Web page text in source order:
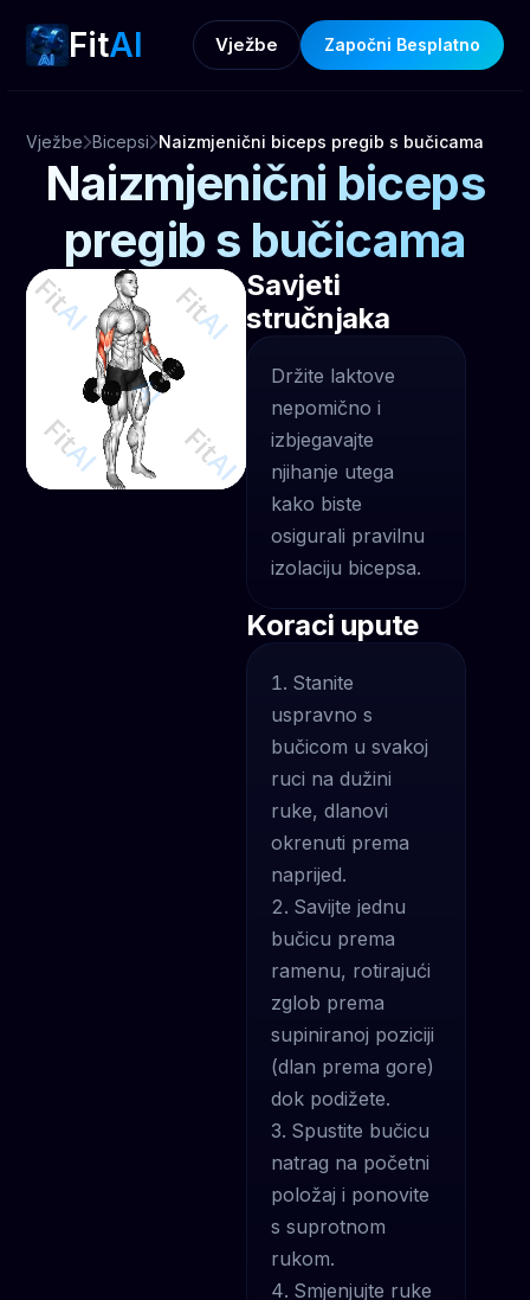
FitAI Vježbe Započni Besplatno
Vježbe Bicepsi Naizmjenični biceps pregib s bučicama
Naizmjenični biceps
pregib s bučicama
Savjeti
stručnjaka
Držite laktove
nepomično i
izbjegavajte
njihanje utega
kako biste
osigurali pravilnu
izolaciju bicepsa.
Koraci upute
Stanite
uspravno s
bučicom u svakoj
ruci na dužini
ruke, dlanovi
okrenuti prema
naprijed.
Savijte jednu
bučicu prema
ramenu, rotirajući
zglob prema
supiniranoj poziciji
(dlan prema gore)
dok podižete.
Spustite bučicu
natrag na početni
položaj i ponovite
s suprotnom
rukom.
Smjenjujte ruke